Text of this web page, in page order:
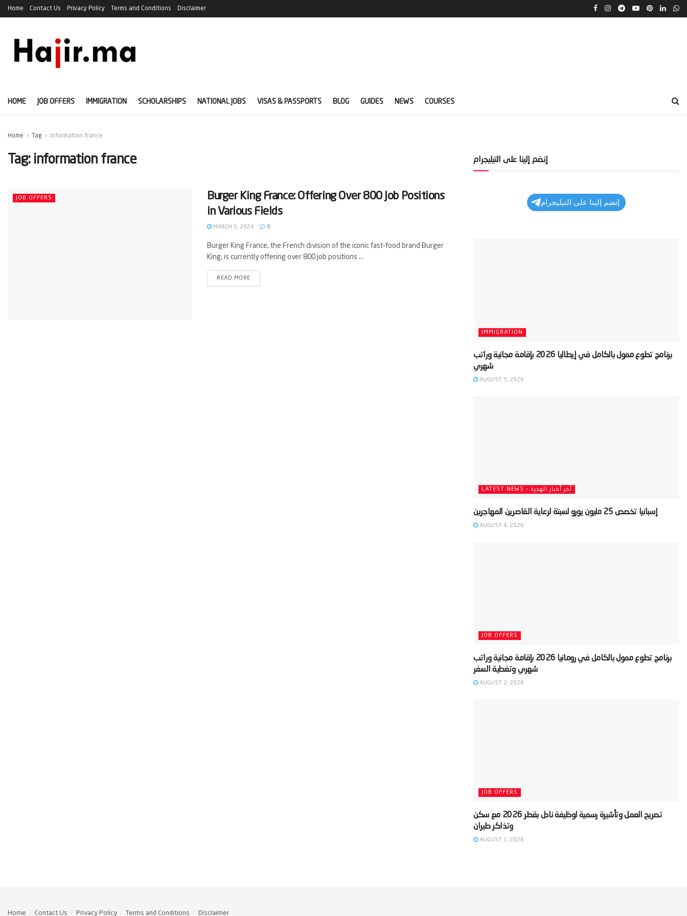
Home Contact Us Privacy Policy Terms and Conditions Disclaimer
HOME JOB OFFERS IMMIGRATION SCHOLARSHIPS NATIONAL JOBS VISAS & PASSPORTS BLOG GUIDES NEWS COURSES
Home Tag information france
Tag: information france
JOB OFFERS
Burger King France: Offering Over 800 Job Positions
in Various Fields
MARCH 5, 2024 0
Burger King France, the French division of the iconic fast-food brand Burger
King, is currently offering over 800 job positions ...
READ MORE
إنضم إلينا على التيليجرام
إنضم إلينا على التيليجرام
IMMIGRATION
‫برنامج تطوع ممول بالكامل في إيطاليا 2026 بإقامة مجانية وراتب
شهري‬
AUGUST 5, 2026
LATEST NEWS - آخر أخبار الهجرة
AUGUST 4, 2026
JOB OFFERS
‫برنامج تطوع ممول بالكامل في رومانيا 2026 بإقامة مجانية وراتب
شهري وتغطية السفر‬
AUGUST 2, 2026
JOB OFFERS
‫تصريح العمل وتأشيرة رسمية لوظيفة نادل بقطر 2026 مع سكن
AUGUST 1, 2026
Home Contact Us Privacy Policy Terms and Conditions Disclaimer